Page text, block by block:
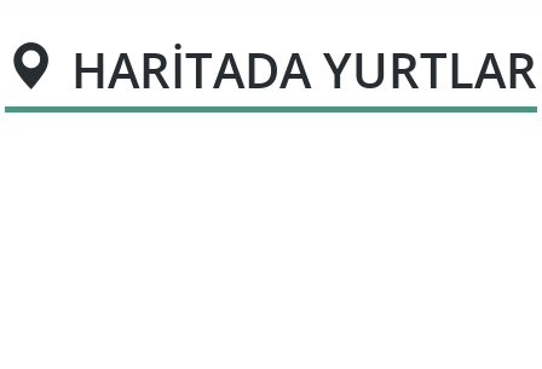
HARİTADA YURTLAR